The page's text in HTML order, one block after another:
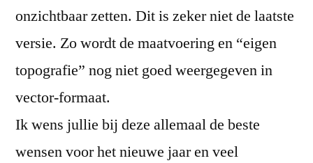
onzichtbaar zetten. Dit is zeker niet de laatste
versie. Zo wordt de maatvoering en “eigen
topografie” nog niet goed weergegeven in
vector-formaat.
Ik wens jullie bij deze allemaal de beste
wensen voor het nieuwe jaar en veel